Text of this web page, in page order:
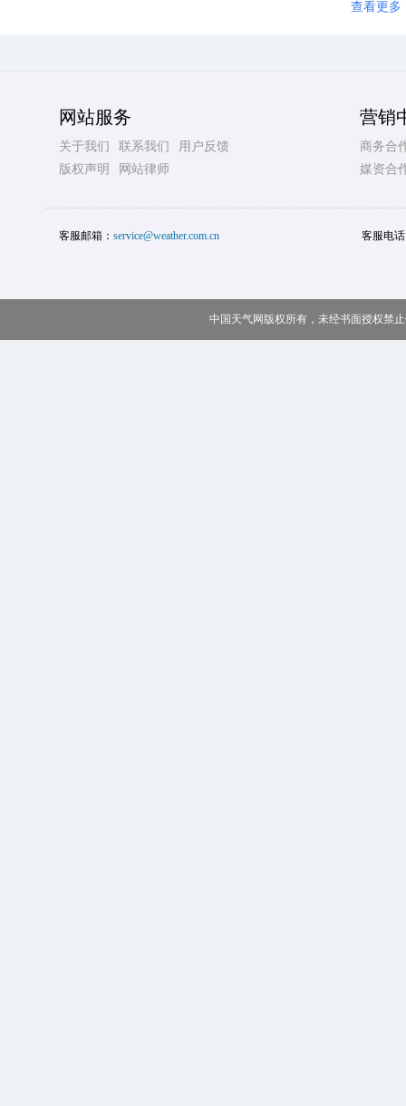
查看更多
网站服务
关于我们 联系我们
用户反馈
版权声明
网站律师
营销
商务合
媒资合
客服邮箱： service@weather.com.cn 客服电
中国天气网版权所有，未经书面授权